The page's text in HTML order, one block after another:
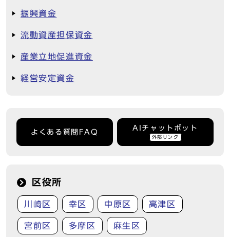
振興資金
流動資産担保資金
産業立地促進資金
経営安定資金
よくある質問FAQ
AIチャットボット
外部リンク
区役所
川崎区 幸区 中原区 高津区
宮前区 多摩区 麻生区